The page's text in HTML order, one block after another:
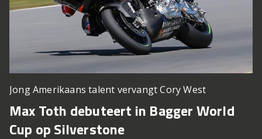
Jong Amerikaans talent vervangt Cory West
Max Toth debuteert in Bagger World
Cup op Silverstone